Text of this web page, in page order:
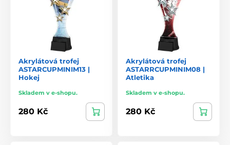
Akrylátová trofej
ASTARCUPMINIM13 |
Hokej
Skladem v e-shopu.
280 Kč
Akrylátová trofej
ASTARRCUPMINIM08 |
Atletika
Skladem v e-shopu.
280 Kč